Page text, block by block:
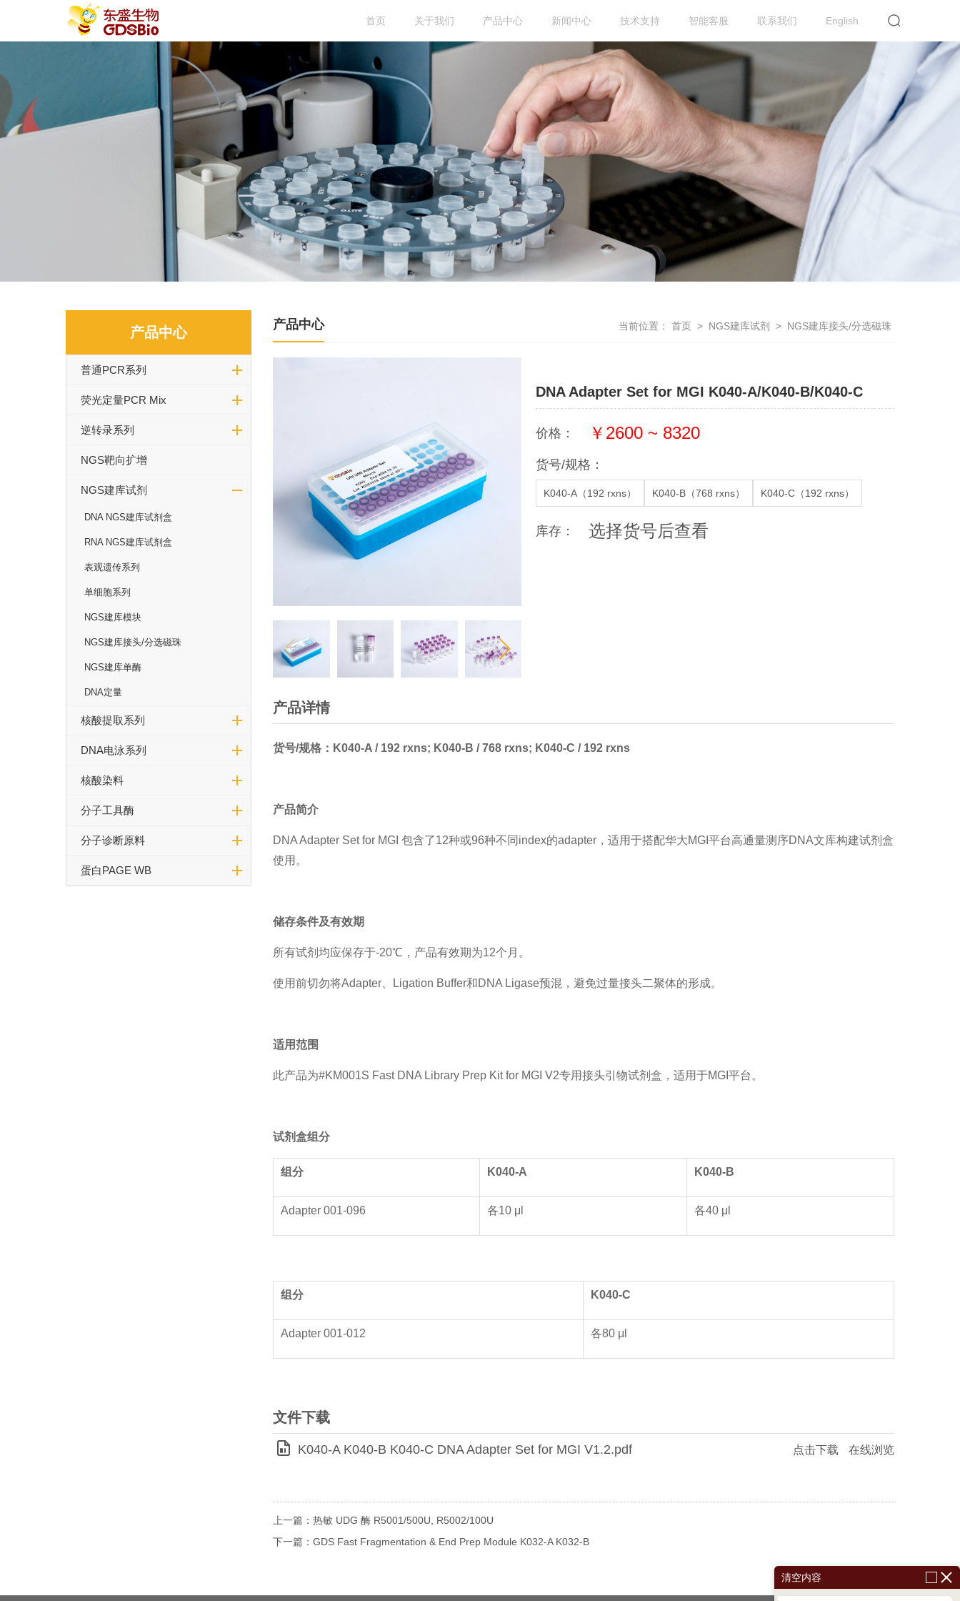
首页 关于我们 产品中心 新闻中心 技术支持 智能客服 联系我们 English
产品中心
普通PCR系列
荧光定量PCR Mix
逆转录系列
NGS靶向扩增
NGS建库试剂
DNA NGS建库试剂盒
RNA NGS建库试剂盒
表观遗传系列
单细胞系列
NGS建库模块
NGS建库接头/分选磁珠
NGS建库单酶
DNA定量
核酸提取系列
DNA电泳系列
核酸染料
分子工具酶
分子诊断原料
蛋白PAGE WB
产品中心 当前位置： 首页 > NGS建库试剂 > NGS建库接头/分选磁珠
DNA Adapter Set for MGI K040-A/K040-B/K040-C
价格： ￥2600 ~ 8320
货号/规格：
K040-A（192 rxns） K040-B（768 rxns） K040-C（192 rxns）
库存： 选择货号后查看
产品详情
货号/规格 ： K040-A / 192 rxns; K040-B / 768 rxns; K040-C / 192 rxns
产品简介
DNA Adapter Set for MGI 包含了12种或96种不同index的adapter，适用于搭配华大MGI平台高通量测序DNA文库构建试剂盒
使用。
储存条件及有效期
所有试剂均应保存于-20℃，产品有效期为12个月。
使用前切勿将Adapter、Ligation Buffer和DNA Ligase预混，避免过量接头二聚体的形成。
适用范围
此产品为#KM001S Fast DNA Library Prep Kit for MGI V2专用接头引物试剂盒，适用于MGI平台。
试剂盒组分
组分 K040-A K040-B
Adapter 001-096 各10 μl 各40 μl
组分 K040-C
Adapter 001-012 各80 μl
文件下载
K040-A K040-B K040-C DNA Adapter Set for MGI V1.2.pdf 点击下载 在线浏览
上一篇：热敏 UDG 酶 R5001/500U, R5002/100U
下一篇：GDS Fast Fragmentation & End Prep Module K032-A K032-B
清空内容